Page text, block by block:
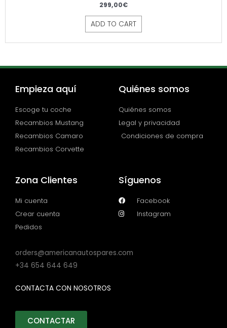
299,00€
ADD TO CART
Empieza aquí
Escoge tu coche
Recambios Mustang
Recambios Camaro
Recambios Corvette
Quiénes somos
Quiénes somos
Legal y privacidad
Condiciones de compra
Zona Clientes
Mi cuenta
Crear cuenta
Pedidos
Síguenos
Facebook
Instagram
orders@americanautospares.com
+34 654 644 649
CONTACTA CON NOSOTROS
CONTACTAR